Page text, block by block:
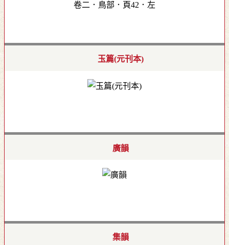
卷二．鳥部．頁42．左
玉篇(元刊本)
廣韻
集韻